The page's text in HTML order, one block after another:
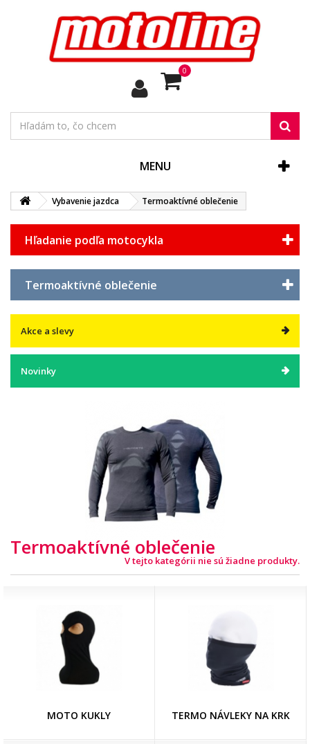
0
MENU
Vybavenie jazdca Termoaktívné oblečenie
Hľadanie podľa motocykla
Termoaktívné oblečenie
Akce a slevy
Novinky
Termoaktívné oblečenie
V tejto kategórii nie sú žiadne produkty.
MOTO KUKLY TERMO NÁVLEKY NA KRK